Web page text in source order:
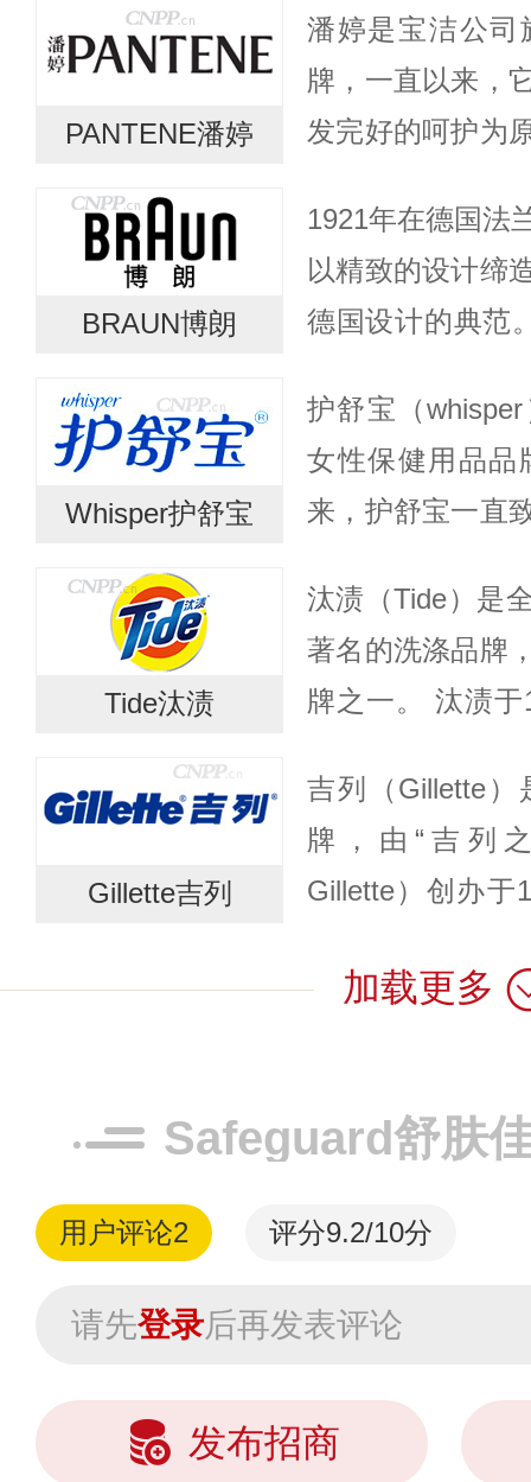
直用优质创新带
在无尽关爱...
PANTENE潘婷
潘婷是宝洁公司
牌，一直以来，
发完好的呵护为
斯塔夫博士发现
发、让...
BRAUN博朗
1921年在德国法
以精致的设计缔
德国设计的典范
为全球小家电巨
获...
Whisper护舒宝
护舒宝（
女性保健用品品
来，护舒宝一直
宝洁公司护舒宝
提...
Tide汰渍
汰渍（Tide）是
著名的洗涤品牌
牌之一。 汰渍
平均每14个月就
Gillette吉列
吉列（Gillette
牌，由“吉列
Gillette）创办于
定了其在刮胡刀
加载更多
Safeguard舒肤
用户评论2 评分9.2/10分
请先登录后再发表评论
发布招商